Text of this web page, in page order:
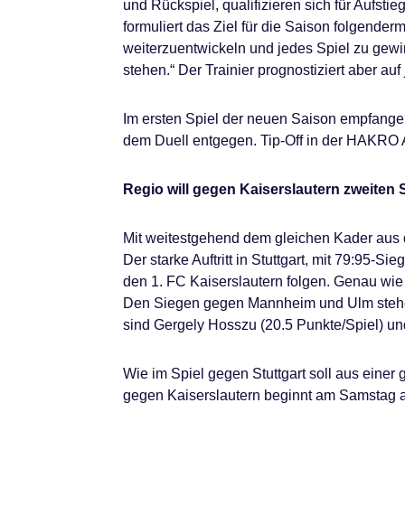
und Rückspiel, qualifizieren sich für
formuliert das Ziel für die Saison
weiterzuentwickeln und jedes Spiel zu
stehen.“ Der Trainier prognostiziert aber
Im ersten Spiel der neuen Saison
dem Duell entgegen. Tip-Off in der HAKRO
Regio will gegen Kaiserslautern zweiten
Mit weitestgehend dem gleichen Kader
Der starke Auftritt in Stuttgart, mit 79:95-
den 1. FC Kaiserslautern folgen. Genau
Den Siegen gegen Mannheim und Ulm
sind Gergely Hosszu (20.5 Punkte/Spiel)
Wie im Spiel gegen Stuttgart soll aus einer
gegen Kaiserslautern beginnt am Samstag